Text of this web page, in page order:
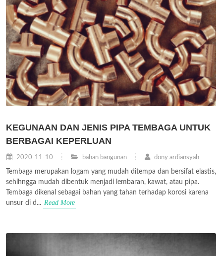
KEGUNAAN DAN JENIS PIPA TEMBAGA UNTUK
BERBAGAI KEPERLUAN
2020-11-10 bahan bangunan dony ardiansyah
Tembaga merupakan logam yang mudah ditempa dan bersifat elastis,
sehihngga mudah dibentuk menjadi lembaran, kawat, atau pipa.
Tembaga dikenal sebagai bahan yang tahan terhadap korosi karena
unsur di d... Read More